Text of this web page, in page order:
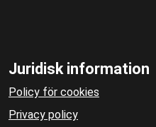
Juridisk information
Policy för cookies
Privacy policy